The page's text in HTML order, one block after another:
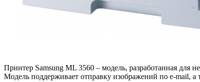
Принтер Samsung ML 3560 – модель, разработанная для
Модель поддерживает отправку изображений по e-mail,